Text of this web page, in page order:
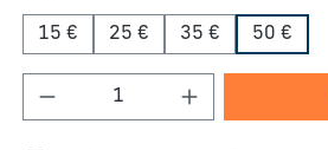
15 € 25 € 35 € 50 €
Produkt Anzahl: Gib